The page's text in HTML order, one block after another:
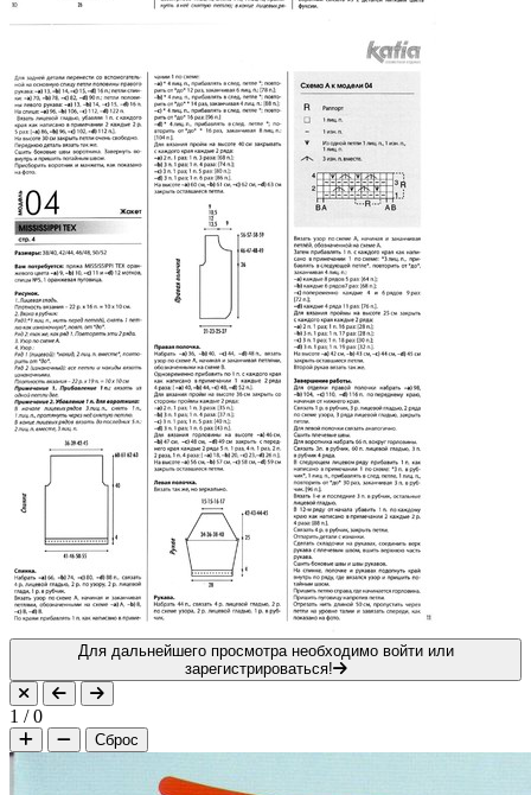
Для дальнейшего просмотра необходимо войти или
зарегистрироваться!
1 /0
Сброс